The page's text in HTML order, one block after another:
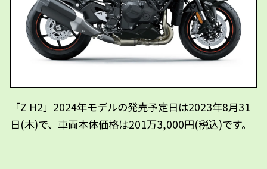
「Z H2」2024年モデルの発売予定日は2023年8月31
日(木)で、車両本体価格は201万3,000円(税込)です。